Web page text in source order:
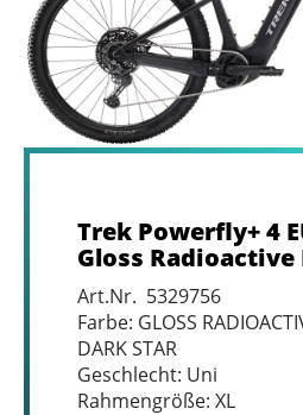
Trek Powerfly+ 4
Gloss
Art.Nr. 5329756
Farbe: GLOSS
DARK STAR
Geschlecht: Uni
Rahmengröße: XL